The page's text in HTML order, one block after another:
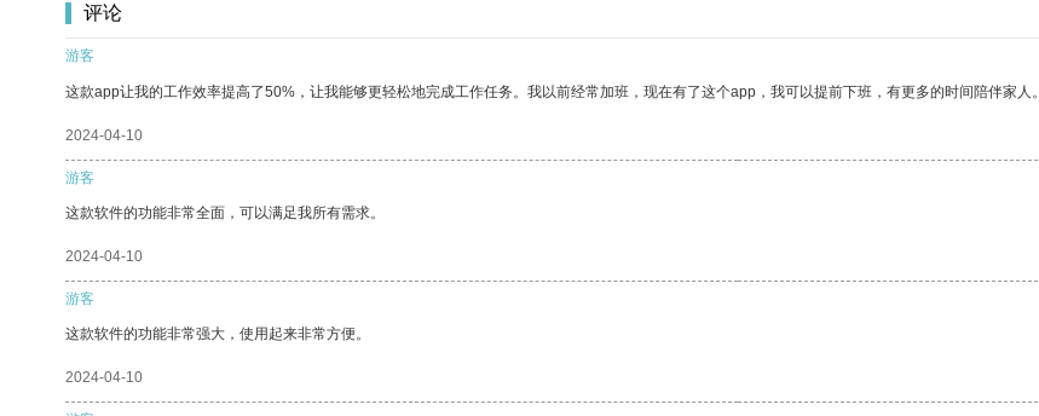
评论
游客
这款app让我的工作效率提高了50%，让我能够更轻松地完成工作任务。我以前经常加班，现在有了这个app，我可以提前下班，有更多的时间陪伴家人。
2024-04-10
游客
这款软件的功能非常全面，可以满足我所有需求。
2024-04-10
游客
这款软件的功能非常强大，使用起来非常方便。
2024-04-10